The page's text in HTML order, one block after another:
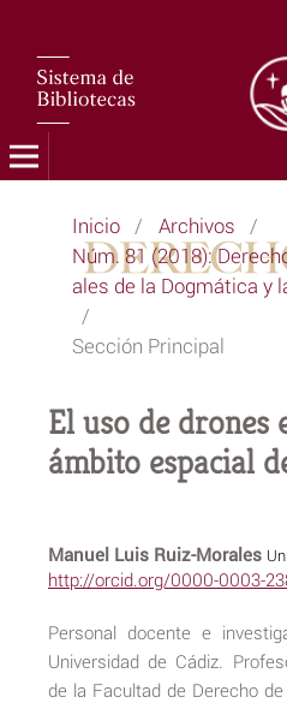
Inicio / Archivos /
Núm. 81 (2018):
ales de la Dogmática y
/
Sección Principal
El uso de drones
ámbito espacial
Manuel Luis Ruiz-Morales
http://orcid.org/0000-0003-
Personal docente e
Universidad de Cádiz.
de la Facultad de Derecho